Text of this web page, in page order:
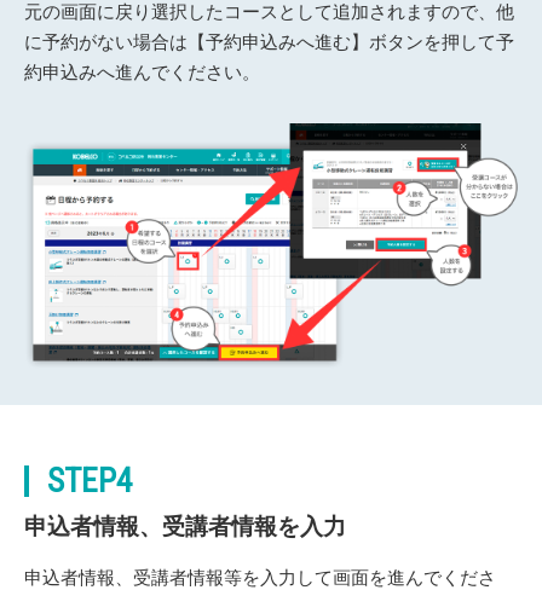
元の画面に戻り選択したコースとして追加されますので、他
に予約がない場合は【予約申込みへ進む】ボタンを押して予
約申込みへ進んでください。
STEP4
申込者情報、受講者情報を入力
申込者情報、受講者情報等を入力して画面を進んでくださ